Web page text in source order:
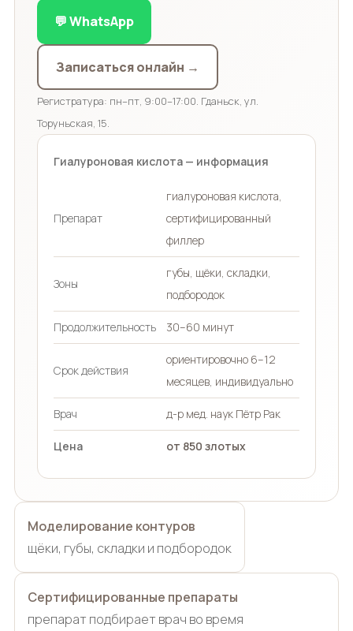
💬 WhatsApp
Записаться онлайн →
Регистратура: пн–пт, 9:00–17:00. Гданьск, ул.
Торуньская, 15.
Гиалуроновая кислота — информация
Препарат
гиалуроновая кислота,
сертифицированный
филлер
Зоны
губы, щёки, складки,
подбородок
Продолжительность 30–60 минут
Срок действия
ориентировочно 6–12
месяцев, индивидуально
Врач д-р мед. наук Пётр Рак
Цена от 850 злотых
Моделирование контуров
щёки, губы, складки и подбородок
Сертифицированные препараты
препарат подбирает врач во время